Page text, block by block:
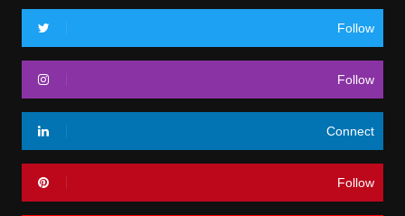
Follow
Follow
Connect
Follow